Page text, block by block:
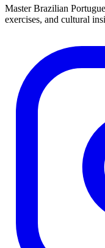
Master Brazilian
exercises, and cultural